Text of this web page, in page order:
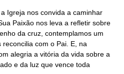
Igreja nos convida a caminhar
Paixão nos leva a refletir sobre
da cruz, contemplamos um
com o Pai. E, na
alegria a vitória da vida sobre a
e da luz que vence toda